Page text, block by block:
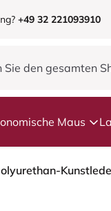
+49 32 221093910
Maus